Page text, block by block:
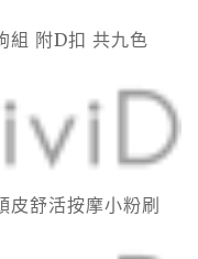
附D扣 共九色
舒活按摩小粉刷